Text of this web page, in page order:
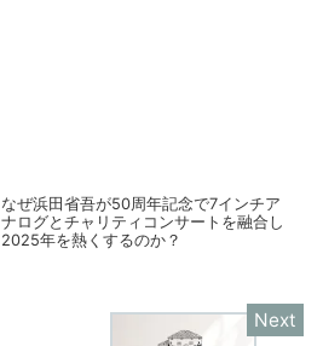
なぜ浜田省吾が50周年記念で7インチア
ナログとチャリティコンサートを融合し
2025年を熱くするのか？